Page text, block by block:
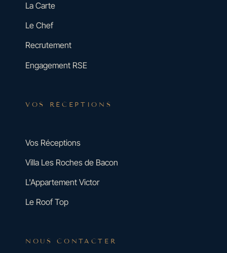
La Carte
Le Chef
Recrutement
Engagement RSE
VOS RÉCEPTIONS
Vos Réceptions
Villa Les Roches de Bacon
L'Appartement Victor
Le Roof Top
NOUS CONTACTER